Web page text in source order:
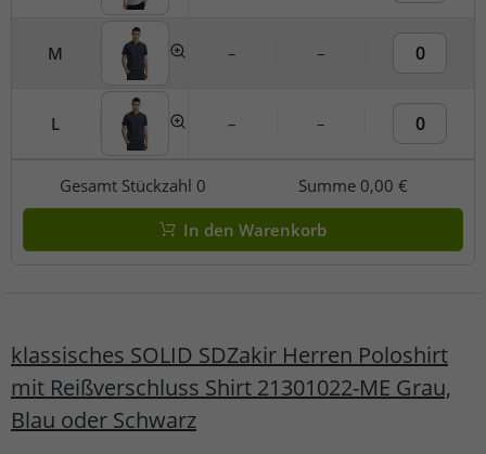
M – –
L – –
Gesamt Stückzahl 0 Summe 0,00 €
In den Warenkorb
klassisches SOLID SDZakir Herren Poloshirt
mit Reißverschluss Shirt 21301022-ME Grau,
Blau oder Schwarz